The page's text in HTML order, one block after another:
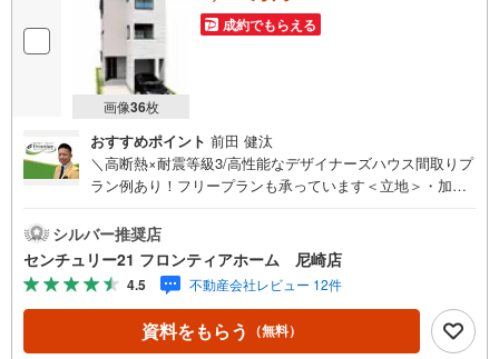
画像36枚
成約でもらえる
おすすめポイント 前田 健汰
＼高断熱×耐震等級3/高性能なデザイナーズハウス間取りプ
ラン例あり！フリープランも承っています＜立地＞・加茂
ーパー「万代南花屋敷店」まで徒歩約8分・総合病院「九十
九記念病院」まで徒歩約17分・JR福知山線「川西池田駅」
まで徒歩約9分＜特徴＞・3沿線利用可能でアクセスが良好
です。・大型商業施設やスーパー、コンビニなどが近くに
あり、日常の買い物には比較的便利な立地です・周辺には
公園や緑地もあり、散歩や家族で過ごせる場所が点在しま
シルバー推奨店
センチュリー21 フロンティアホーム 尼崎店
4.5 不動産会社レビュー 12件
資料をもらう （無料）